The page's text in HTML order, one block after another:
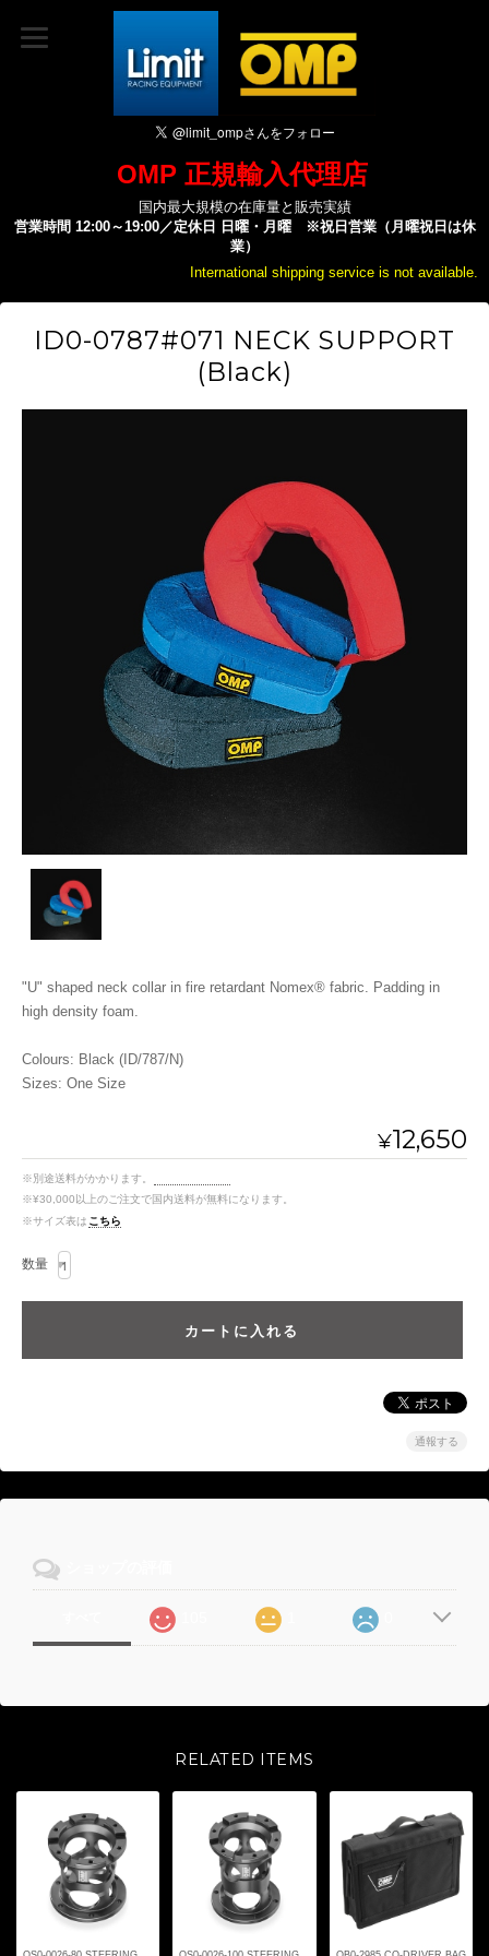
OMP 正規輸入代理店
国内最大規模の在庫量と販売実績
営業時間 12:00～19:00／定休日 日曜・月曜 ※祝日営業（月曜祝日は休
業）
International shipping service is not available.
ID0-0787#071 NECK SUPPORT
(Black)
"U" shaped neck collar in fire retardant Nomex® fabric. Padding in
high density foam.
Colours: Black (ID/787/N)
Sizes: One Size
¥12,650
※別途送料がかかります。
※¥30,000以上のご注文で国内送料が無料になります。
※サイズ表は こちら
数量
通報する
RELATED ITEMS